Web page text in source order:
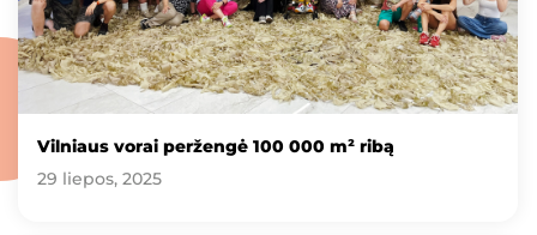
Vilniaus vorai peržengė 100 000 m² ribą
29 liepos, 2025